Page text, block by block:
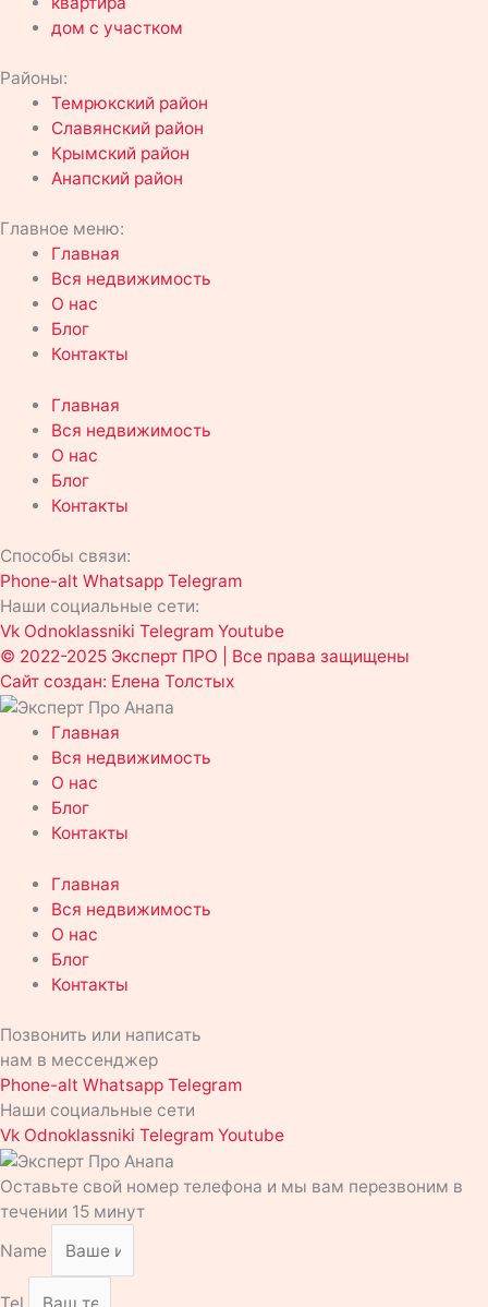
дом с участком
Районы:
Темрюкский район
Славянский район
Крымский район
Анапский район
Главное меню:
Главная
Вся недвижимость
О нас
Блог
Контакты
Главная
Вся недвижимость
О нас
Блог
Контакты
Способы связи:
Phone-alt Whatsapp Telegram
Наши социальные сети:
Vk Odnoklassniki Telegram Youtube
© 2022-2025 Эксперт ПРО | Все права защищены
Сайт создан: Елена Толстых
Главная
Вся недвижимость
О нас
Блог
Контакты
Главная
Вся недвижимость
О нас
Блог
Контакты
Позвонить или написать
нам в мессенджер
Phone-alt Whatsapp Telegram
Наши социальные сети
Vk Odnoklassniki Telegram Youtube
Оставьте свой номер телефона и мы вам перезвоним в
течении 15 минут
Name